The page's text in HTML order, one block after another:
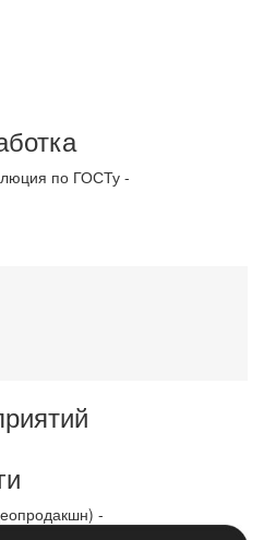
по ГОСТу -
-